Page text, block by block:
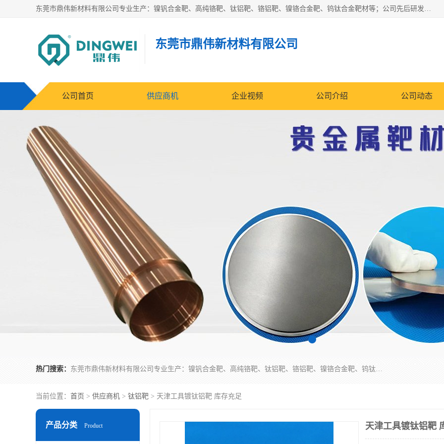
东莞市鼎伟新材料有限公司专业生产：镍钒合金靶、高纯铬靶、钛铝靶、铬铝靶、镍铬合金靶、钨钛合金靶材等；公司先后研发的蒸发材料、溅射靶材系列产品广泛应用到国内外众多知名电子、太阳能企业当中，以较高的性价比，成功发替代了国外进口产品，颇受用户好评。
东莞市鼎伟新材料有限公司
公司首页 供应商机 企业视频 公司介绍 公司动态
热门搜索： 东莞市鼎伟新材料有限公司专业生产：镍钒合金靶、高纯铬靶、钛铝靶、铬铝靶、镍铬合金靶、钨钛合金靶材等；公司先后研发的蒸发材料、溅射靶材系列产品广泛应用到国内外众多知名电子、太阳能企业当中，以较高的性价比，成功发替代了国外进口产品，颇受用户好评。
当前位置： 首页 > 供应商机 > 钛铝靶 > 天津工具镀钛铝靶 库存充足
产品分类 Product 天津工具镀钛铝靶